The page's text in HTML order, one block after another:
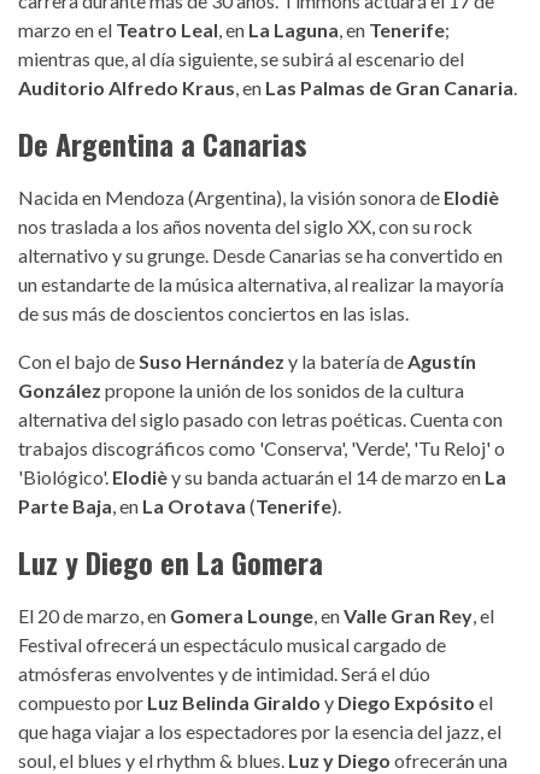
marzo en el Teatro Leal, en La Laguna, en Tenerife;
mientras que, al día siguiente, se subirá al escenario del
Auditorio Alfredo Kraus, en Las Palmas de Gran Canaria.
De Argentina a Canarias
Nacida en Mendoza (Argentina), la visión sonora de Elodiè
nos traslada a los años noventa del siglo XX, con su rock
alternativo y su grunge. Desde Canarias se ha convertido en
un estandarte de la música alternativa, al realizar la mayoría
de sus más de doscientos conciertos en las islas.
Con el bajo deSuso Hernández y la batería deAgustín
González propone la unión de los sonidos de la cultura
alternativa del siglo pasado con letras poéticas. Cuenta con
trabajos discográficos como 'Conserva', 'Verde', 'Tu Reloj' o
'Biológico'. Elodièy su banda actuarán el 14 de marzo en La
Parte Baja, en La Orotava (Tenerife).
Luz y Diego en La Gomera
El 20 de marzo, en Gomera Lounge, enValle Gran Rey, el
Festival ofrecerá un espectáculo musical cargado de
atmósferas envolventes y de intimidad. Será el dúo
compuesto por Luz Belinda Giraldo y Diego Expósito el
que haga viajar a los espectadores por la esencia del jazz, el
soul, el blues y el rhythm & blues. Luz y Diego ofrecerán una